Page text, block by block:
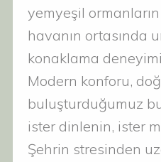
yemyeşil
havanın ortasında
konaklama
Modern konforu,
buluşturduğumuz
ister dinlenin, ister
Şehrin stresinden